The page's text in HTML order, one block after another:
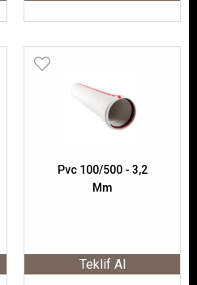
Pvc 100/500 - 3,2
Mm
Teklif Al